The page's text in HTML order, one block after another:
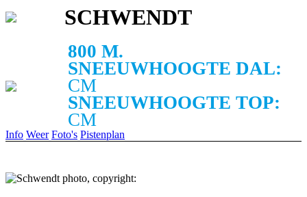
SCHWENDT
800 M.
SNEEUWHOOGTE DAL:
CM
SNEEUWHOOGTE TOP:
CM
Info Weer Foto's Pistenplan